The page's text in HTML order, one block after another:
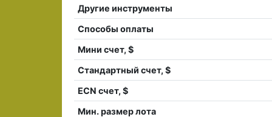
Другие инструменты
Способы оплаты
Мини счет, $
Стандартный счет, $
ECN счет, $
Мин. размер лота